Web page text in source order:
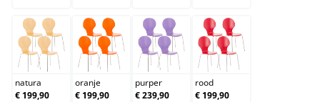
natura
natura
€ 199,90
oranje
oranje
€ 199,90
purper
purper
€ 239,90
rood
rood
€ 199,90